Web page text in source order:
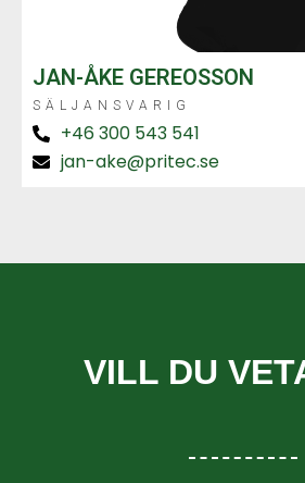
JAN-ÅKE GEREOSSON
SÄLJANSVARIG
+46 300 543 541
jan-ake@pritec.se
VILL DU